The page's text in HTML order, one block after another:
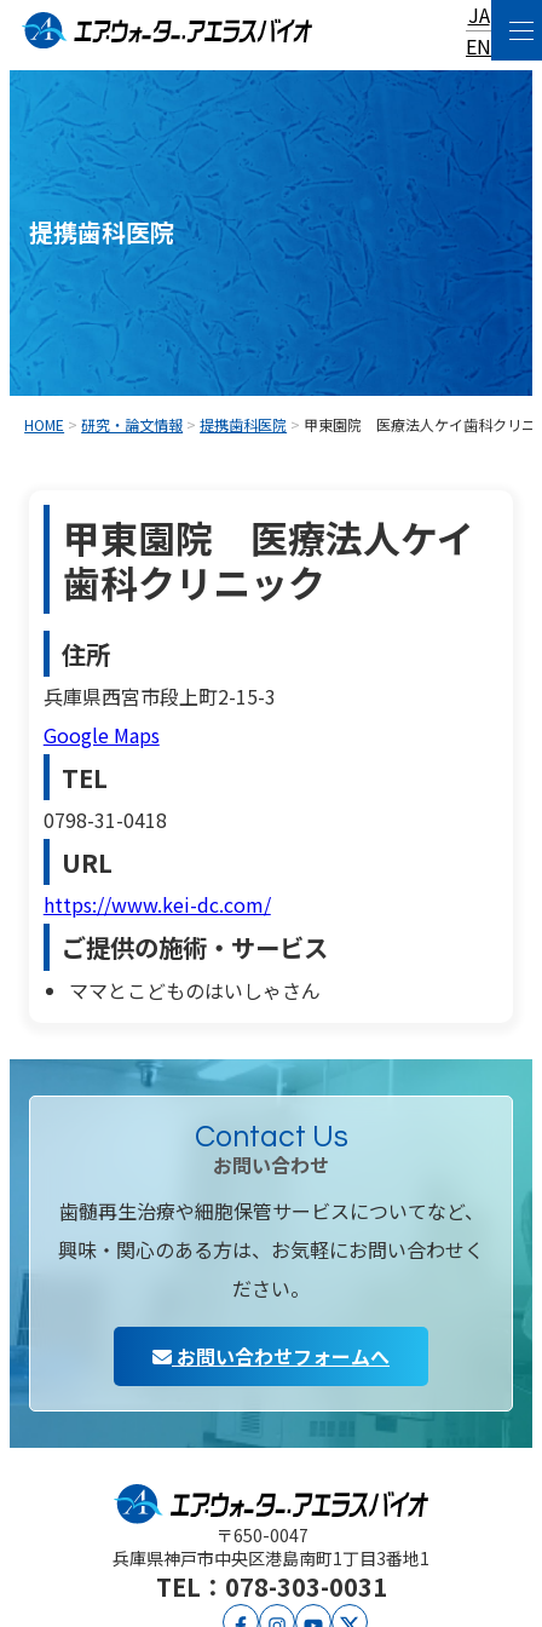
コ
ン
テ
ン
へ
ス
キ
ッ
プ
EN
JA
提携歯科医院
HOME >研究・論文情報 >提携歯科医院 > 甲東園院 医療法人ケイ歯科クリニ
甲東園院 医療法人ケイ
歯科クリニック
住所
兵庫県西宮市段上町2-15-3
Google Maps
TEL
0798-31-0418
URL
https://www.kei-dc.com/
ご提供の施術・サービス
ママとこどものはいしゃさん
Contact Us
お問い合わせ
歯髄再生治療や細胞保管サービスについてなど、
興味・関心のある方は、お気軽にお問い合わせく
ださい。
お問い合わせフォームへ
〒650-0047
兵庫県神戸市中央区港島南町1丁目3番地1
TEL：078-303-0031